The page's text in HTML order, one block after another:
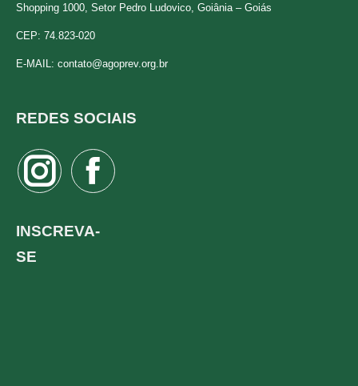
Shopping 1000, Setor Pedro Ludovico, Goiânia – Goiás
CEP: 74.823-020
E-MAIL: contato@agoprev.org.br
REDES SOCIAIS
Instagram
Facebook
INSCREVA-
SE